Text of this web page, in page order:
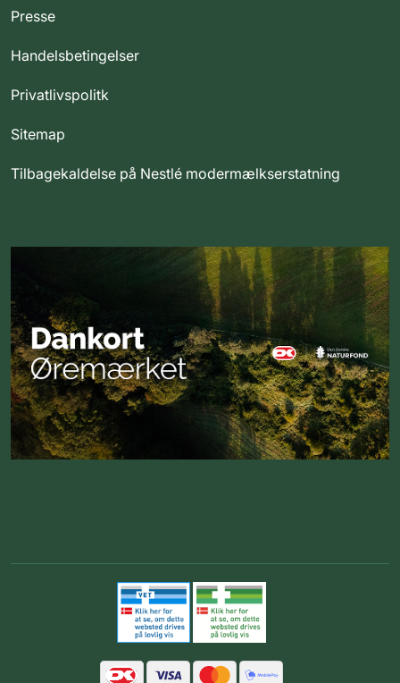
Presse
Handelsbetingelser
Privatlivspolitk
Sitemap
Tilbagekaldelse på Nestlé modermælkserstatning